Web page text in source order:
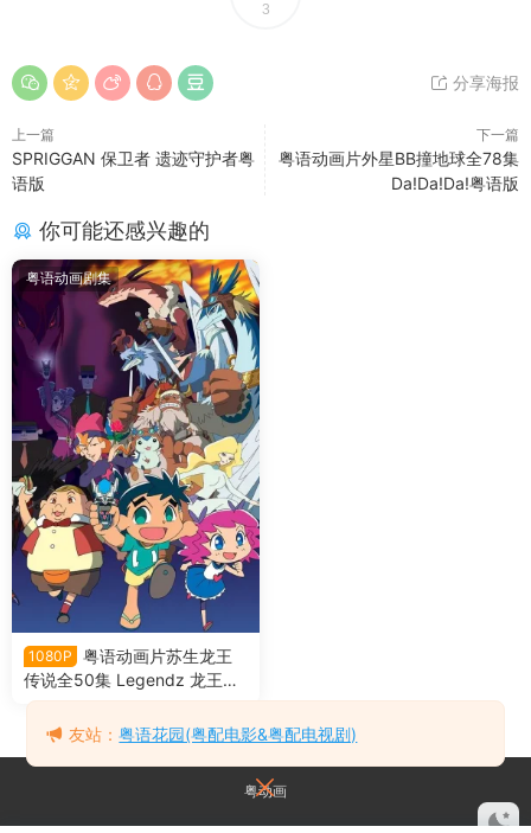
3
分享海报
上一篇
SPRIGGAN 保卫者 遗迹守护者粤
语版
下一篇
粤语动画片外星BB撞地球全78集
Da!Da!Da!粤语版
你可能还感兴趣的
粤语动画剧集
1080P
粤语动画片苏生龙王
传说全50集 Legendz 龙王传
说AI修复粤语版
粤动画
友站：粤语花园(粤配电影&粤配电视剧)